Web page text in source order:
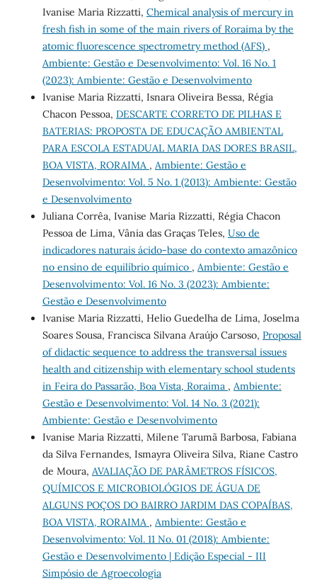
Ivanise Maria Rizzatti, Chemical analysis of mercury in
fresh fish in some of the main rivers of Roraima by the
atomic fluorescence spectrometry method (AFS) ,
Ambiente: Gestão e Desenvolvimento: Vol. 16 No. 1
(2023): Ambiente: Gestão e Desenvolvimento
Ivanise Maria Rizzatti, Isnara Oliveira Bessa, Régia
Chacon Pessoa, DESCARTE CORRETO DE PILHAS E
BATERIAS: PROPOSTA DE EDUCAÇÃO AMBIENTAL
PARA ESCOLA ESTADUAL MARIA DAS DORES BRASIL,
BOA VISTA, RORAIMA , Ambiente: Gestão e
Desenvolvimento: Vol. 5 No. 1 (2013): Ambiente: Gestão
e Desenvolvimento
Juliana Corrêa, Ivanise Maria Rizzatti, Régia Chacon
Pessoa de Lima, Vânia das Graças Teles, Uso de
indicadores naturais ácido-base do contexto amazônico
no ensino de equilíbrio químico , Ambiente: Gestão e
Desenvolvimento: Vol. 16 No. 3 (2023): Ambiente:
Gestão e Desenvolvimento
Ivanise Maria Rizzatti, Helio Guedelha de Lima, Joselma
Soares Sousa, Francisca Silvana Araújo Carsoso, Proposal
of didactic sequence to address the transversal issues
health and citizenship with elementary school students
in Feira do Passarão, Boa Vista, Roraima , Ambiente:
Gestão e Desenvolvimento: Vol. 14 No. 3 (2021):
Ambiente: Gestão e Desenvolvimento
Ivanise Maria Rizzatti, Milene Tarumã Barbosa, Fabiana
da Silva Fernandes, Ismayra Oliveira Silva, Riane Castro
de Moura, AVALIAÇÃO DE PARÂMETROS FÍSICOS,
QUÍMICOS E MICROBIOLÓGIOS DE ÁGUA DE
ALGUNS POÇOS DO BAIRRO JARDIM DAS COPAÍBAS,
BOA VISTA, RORAIMA , Ambiente: Gestão e
Desenvolvimento: Vol. 11 No. 01 (2018): Ambiente:
Gestão e Desenvolvimento | Edição Especial - III
Simpósio de Agroecologia